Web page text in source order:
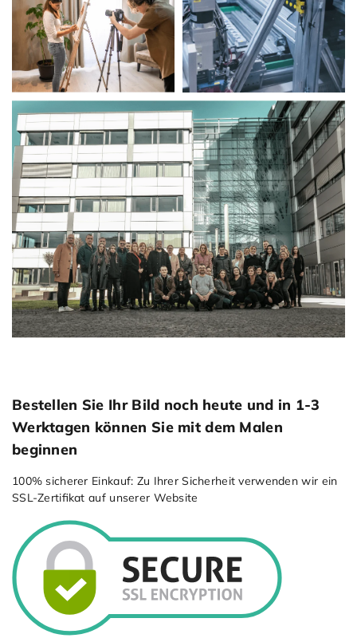
Bestellen Sie Ihr Bild noch heute und in 1-3
Werktagen können Sie mit dem Malen
beginnen
100% sicherer Einkauf: Zu Ihrer Sicherheit verwenden wir ein
SSL-Zertiﬁkat auf unserer Website